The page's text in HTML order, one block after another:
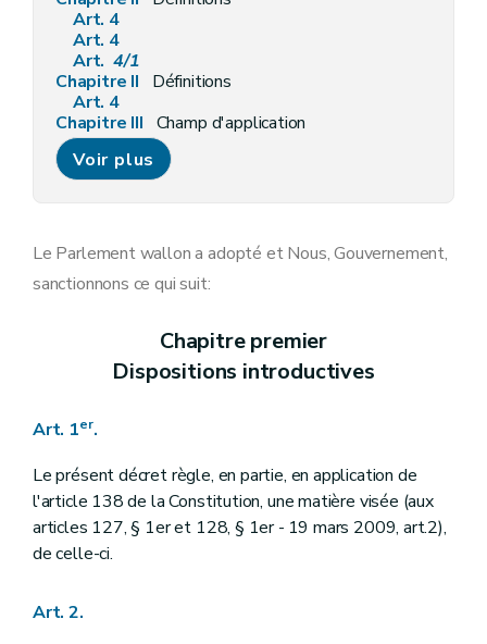
Art. 4
Art. 4
Art. 4/1
Chapitre II
Définitions
Art. 4
Chapitre III Champ d'application
Art. 5
Art. 6
Chapitre III Champ d'application
Art. 6
Justifications des distinctions directes
Art. 7
Justifications des distinctions directes
Art. 7
Art.
Art. 9
Chapitre V Justification des distinctions indirectes
Art. 9
Art. 9
Chapitre VI
Art. 10
Voir plus
Le Parlement wallon a adopté et Nous, Gouvernement,
sanctionnons ce qui suit:
Chapitre premier
Dispositions introductives
Art. 1er.
Le présent décret règle, en partie, en application de
l'article 138 de la Constitution, une matière visée (aux
articles 127, § 1er et 128, § 1er - 19 mars 2009, art.2),
de celle-ci.
Art. 2.